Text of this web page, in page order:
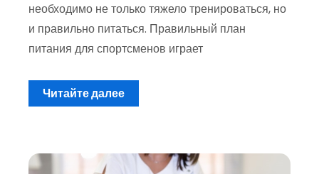
необходимо не только тяжело тренироваться, но
и правильно питаться. Правильный план
питания для спортсменов играет
Читайте далее